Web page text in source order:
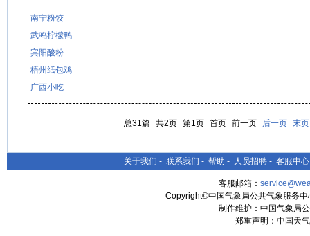
南宁粉饺
武鸣柠檬鸭
宾阳酸粉
梧州纸包鸡
广西小吃
总31篇 共2页 第1页 首页 前一页 后一页 末页
关于我们 - 联系我们 - 帮助 - 人员招聘 - 客服中心
客服邮箱：
Copyright©中国气象局公共气象服务
制作维护：中国气象局
郑重声明：中国天